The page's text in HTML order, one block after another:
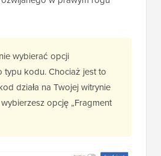
wybierać opcji
typu kodu. Chociaż jest to
działa na Twojej witrynie
opcję „Fragment